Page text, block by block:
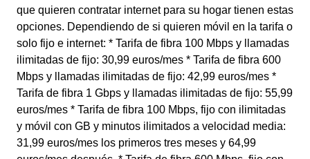
que quieren contratar internet para su hogar tienen estas
opciones. Dependiendo de si quieren móvil en la tarifa o
solo fijo e internet: * Tarifa de fibra 100 Mbps y llamadas
ilimitadas de fijo: 30,99 euros/mes * Tarifa de fibra 600
Mbps y llamadas ilimitadas de fijo: 42,99 euros/mes *
Tarifa de fibra 1 Gbps y llamadas ilimitadas de fijo: 55,99
euros/mes * Tarifa de fibra 100 Mbps, fijo con ilimitadas
y móvil con GB y minutos ilimitados a velocidad media:
31,99 euros/mes los primeros tres meses y 64,99